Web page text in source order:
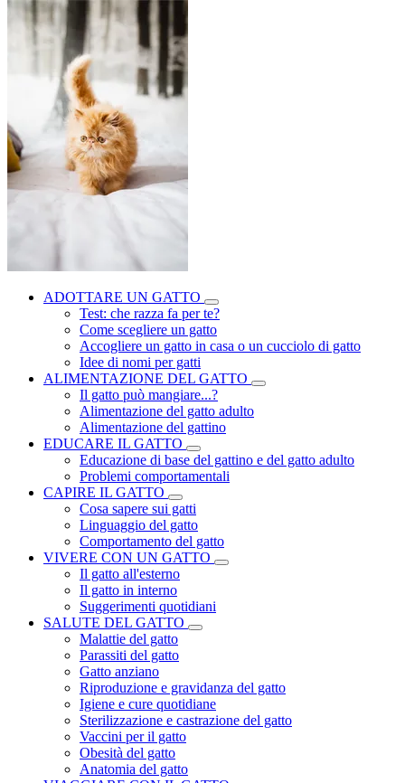
ADOTTARE UN GATTO
Test: che razza fa per te?
Come scegliere un gatto
Accogliere un gatto in casa o un cucciolo di gatto
Idee di nomi per gatti
ALIMENTAZIONE DEL GATTO
Il gatto può mangiare...?
Alimentazione del gatto adulto
Alimentazione del gattino
EDUCARE IL GATTO
Educazione di base del gattino e del gatto adulto
Problemi comportamentali
CAPIRE IL GATTO
Cosa sapere sui gatti
Linguaggio del gatto
Comportamento del gatto
VIVERE CON UN GATTO
Il gatto all'esterno
Il gatto in interno
Suggerimenti quotidiani
SALUTE DEL GATTO
Malattie del gatto
Parassiti del gatto
Gatto anziano
Riproduzione e gravidanza del gatto
Igiene e cure quotidiane
Sterilizzazione e castrazione del gatto
Vaccini per il gatto
Obesità del gatto
Anatomia del gatto